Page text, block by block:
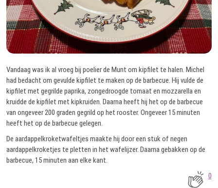
Vandaag was ik al vroeg bij poelier de Munt om kipfilet te halen. Michel
had bedacht om gevulde kipfilet te maken op de barbecue. Hij vulde de
kipfilet met gegrilde paprika, zongedroogde tomaat en mozzarella en
kruidde de kipfilet met kipkruiden. Daarna heeft hij het op de barbecue
van ongeveer 200 graden gegrild op het rooster. Ongeveer 15 minuten
heeft het op de barbecue gelegen.
De aardappelkroketwafeltjes maakte hij door een stuk of negen
aardappelkroketjes te pletten in het wafelijzer. Daarna gebakken op de
barbecue, 15 minuten aan elke kant.
0